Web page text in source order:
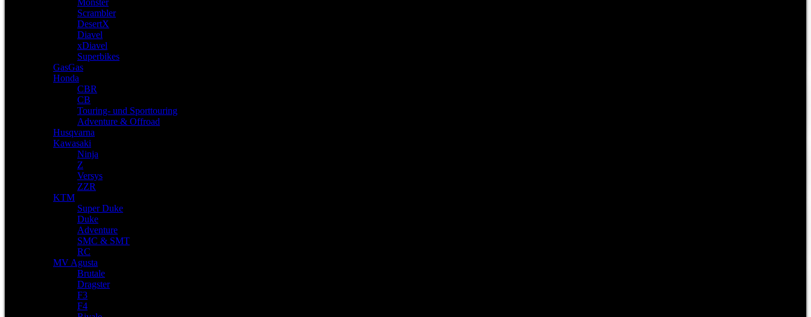
Monster
Scrambler
DesertX
Diavel
xDiavel
Superbikes
GasGas
Honda
CBR
CB
Touring- und Sporttouring
Adventure & Offroad
Husqvarna
Kawasaki
Ninja
Z
Versys
ZZR
KTM
Super Duke
Duke
Adventure
SMC & SMT
RC
MV Agusta
Brutale
Dragster
F3
F4